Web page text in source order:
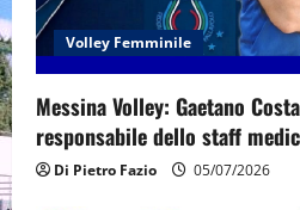
Volley Femminile
Messina Volley: Gaetano
responsabile dello staff
Di Pietro Fazio 05/07/2026